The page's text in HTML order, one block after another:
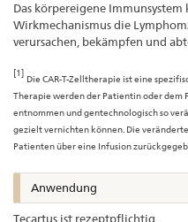
Das körpereigene Immunsystem
Wirkmechanismus die
verursachen, bekämpfen und
[1]
Die CAR-T-Zelltherapie ist eine
Therapie werden der Patientin oder
entnommen und gentechnologisch so
gezielt vernichten können. Die
Patienten über eine Infusion
Anwendung
Tecartus ist rezeptpflichtig.